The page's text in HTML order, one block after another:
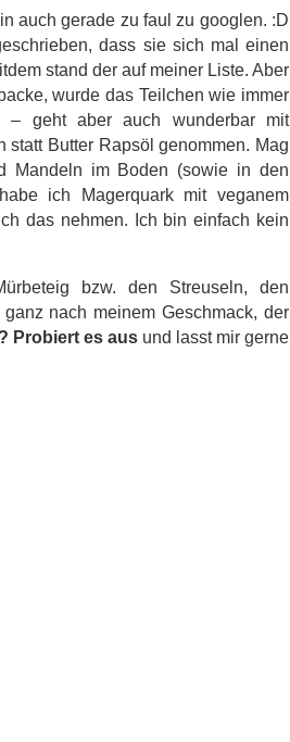
auch gerade zu faul zu googlen. :D
dass sie sich mal einen
stand der auf meiner Liste. Aber
wurde das Teilchen wie immer
– geht aber auch wunderbar mit
Butter Rapsöl genommen. Mag
Mandeln im Boden (sowie in den
ich Magerquark mit veganem
das nehmen. Ich bin einfach kein
bzw. den Streuseln, den
nach meinem Geschmack, der
Probiert es aus und lasst mir gerne